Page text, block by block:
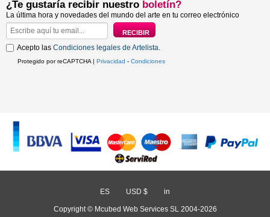
¿Te gustaría recibir nuestro boletín?
La última hora y novedades del mundo del arte en tu correo electrónico
Acepto las Condiciones legales de Artelista.
Protegido por reCAPTCHA | Privacidad - Condiciones
ES USD $ in
Copyright © Mcubed Web Services SL 2004-2026